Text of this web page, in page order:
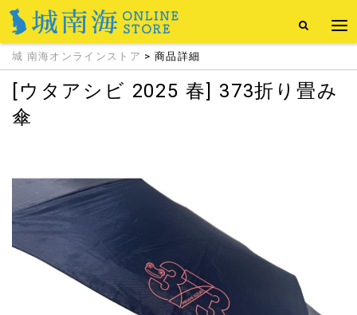
城 南海オンラインストア > 商品詳細
[ウタアシビ 2025 春] 373折り畳み
傘